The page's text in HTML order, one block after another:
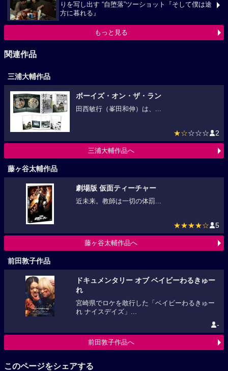
りを写し出す “自堕落”ツーショット『そして僕は途
方に暮れる』
もっと見る
関連作品
三浦大輔作品
ボーイズ・オン・ザ・ラン
田西敏行（峯田和伸）は、...
★☆☆☆☆ 2
三浦大輔作品へ
藤ヶ谷太輔作品
劇場版 仮面ティーチャー
近未来。教師は一切の体罰...
★★★★☆ 5
藤ヶ谷太輔作品へ
前田敦子作品
ドキュメンタリー オブ ベイビーわるきゅー
れ
宮崎県でロケを敢行した「ベイビーわるきゅー
れ ナイスデイズ」...
-
前田敦子作品へ
このページをシェアする